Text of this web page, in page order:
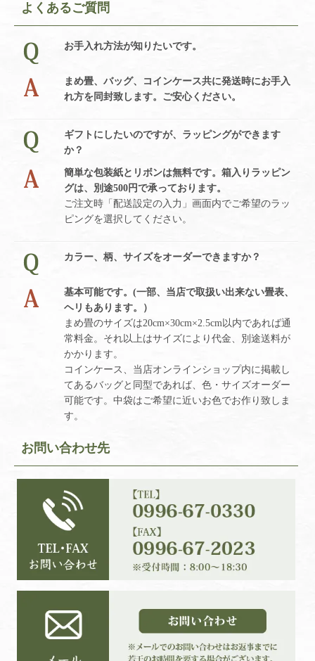
よくあるご質問
お手入れ方法が知りたいです。
まめ畳、バッグ、コインケース共に発送時にお手入
れ方を同封致します。ご安心ください。
ギフトにしたいのですが、ラッピングができます
か？
簡単な包装紙とリボンは無料です。箱入りラッピン
グは、別途500円で承っております。
ご注文時「配送設定の入力」画面内でご希望のラッ
ピングを選択してください。
カラー、柄、サイズをオーダーできますか？
基本可能です。(一部、当店で取扱い出来ない畳表、
ヘリもあります。）
まめ畳のサイズは20cm×30cm×2.5cm以内であれば通
常料金。それ以上はサイズにより代金、別途送料が
かかります。
コインケース、当店オンラインショップ内に掲載し
てあるバッグと同型であれば、色・サイズオーダー
可能です。中袋はご希望に近いお色でお作り致しま
す。
お問い合わせ先